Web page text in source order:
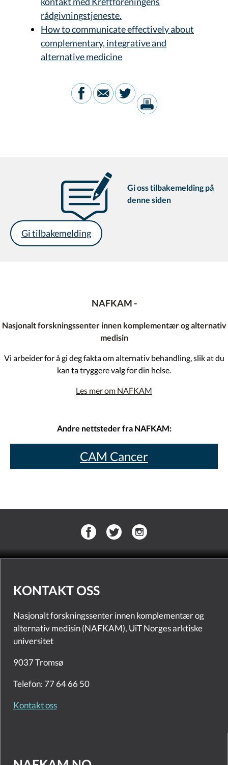
rådgivningstjeneste.
How to communicate effectively about
complementary, integrative and
alternative medicine
Gi oss tilbakemelding på
denne siden
Gi tilbakemelding
NAFKAM -
Nasjonalt forskningssenter innen komplementær og alternativ
medisin
Vi arbeider for å gi deg fakta om alternativ behandling, slik at du
kan ta tryggere valg for din helse.
Les mer om NAFKAM
Andre nettsteder fra NAFKAM:
CAM Cancer
KONTAKT OSS
Nasjonalt forskningssenter innen komplementær og
alternativ medisin (NAFKAM), UiT Norges arktiske
universitet
9037 Tromsø
Telefon: 77 64 66 50
Kontakt oss